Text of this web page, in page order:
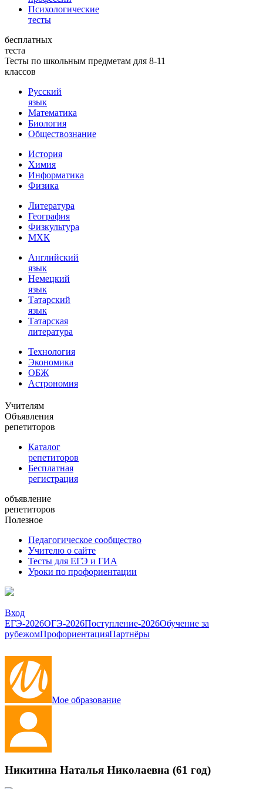
Психологические
тесты
бесплатных
теста
Тесты по школьным предметам для 8-11
классов
Русский
язык
Математика
Биология
Обществознание
История
Химия
Информатика
Физика
Литература
География
Физкультура
МХК
Английский
язык
Немецкий
язык
Татарский
язык
Татарская
литература
Технология
Экономика
ОБЖ
Астрономия
Учителям
Объявления
репетиторов
Каталог
репетиторов
Бесплатная
регистрация
объявление
репетиторов
Полезное
Педагогическое сообщество
Учителю о сайте
Тесты для ЕГЭ и ГИА
Уроки по профориентации
Вход
ЕГЭ-2026ОГЭ-2026Поступление-2026Обучение за
рубежомПрофориентацияПартнёры
Мое образование
Никитина Наталья Николаевна (61 год)